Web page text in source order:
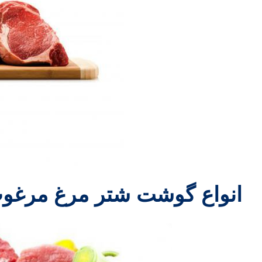
انواع گوشت شتر مرغ